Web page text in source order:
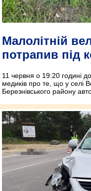
Малолітній
потрапив під
11 червня о 19:20 годині
медиків про те, що у селі
Березнівського району